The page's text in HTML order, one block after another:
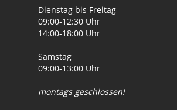
Dienstag bis Freitag
09:00-12:30 Uhr
14:00-18:00 Uhr
Samstag
09:00-13:00 Uhr
montags geschlossen!